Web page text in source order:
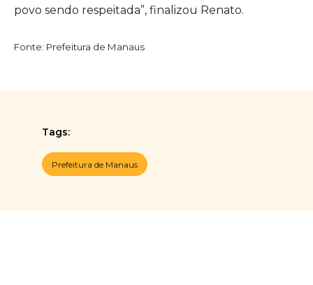
povo sendo respeitada”, finalizou Renato.
Fonte: Prefeitura de Manaus
Tags:
Prefeitura de Manaus